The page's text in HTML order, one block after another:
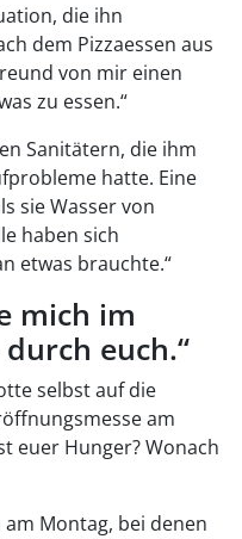
die ihn
dem Pizzaessen aus
von mir einen
zu essen.“
Sanitätern, die ihm
hatte. Eine
sie Wasser von
haben sich
etwas brauchte.“
mich im
euch.“
selbst auf die
am
euer Hunger? Wonach
Montag, bei denen